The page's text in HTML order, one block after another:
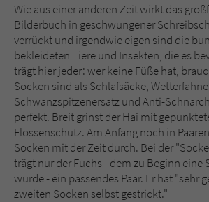
Wie aus einer anderen Zeit wirkt das
Bilderbuch in geschwungener
verrückt und irgendwie eigen sind die
bekleideten Tiere und Insekten, die es
trägt hier jeder: wer keine Füße hat,
Socken sind als Schlafsäcke,
Schwanzspitzenersatz und Anti-
perfekt. Breit grinst der Hai mit
Flossenschutz. Am Anfang noch in
Socken mit der Zeit durch. Bei der
trägt nur der Fuchs - dem zu Beginn eine
wurde - ein passendes Paar. Er hat "sehr
zweiten Socken selbst gestrickt."